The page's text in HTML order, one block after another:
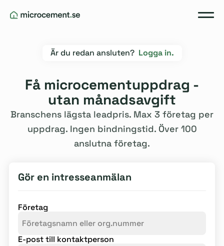
Är du redan ansluten? Logga in.
Få microcementuppdrag -
utan månadsavgift
Branschens lägsta leadpris. Max 3 företag per
uppdrag. Ingen bindningstid. Över 100
anslutna företag.
Gör en intresseanmälan
Företag
E-post till kontaktperson